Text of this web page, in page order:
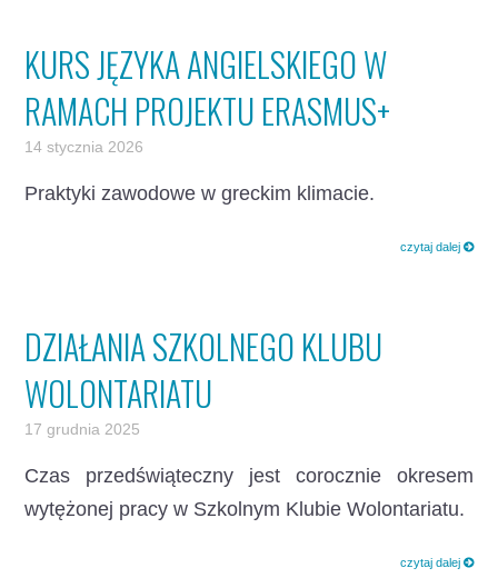
KURS JĘZYKA ANGIELSKIEGO W
RAMACH PROJEKTU ERASMUS+
14 stycznia 2026
Praktyki zawodowe w greckim klimacie.
czytaj dalej
DZIAŁANIA SZKOLNEGO KLUBU
WOLONTARIATU
17 grudnia 2025
Czas przedświąteczny jest corocznie okresem
wytężonej pracy w Szkolnym Klubie Wolontariatu.
czytaj dalej